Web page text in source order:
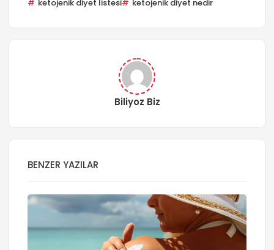
ketojenik diyet listesi
ketojenik diyet nedir
Biliyoz Biz
BENZER YAZILAR